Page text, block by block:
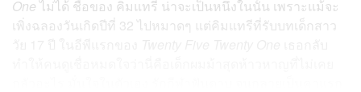
Oneไม่ได้ ชื่อของ คิมแทรี น่าจะเป็นหนึ่งในนั้น เพราะแม้จะ
เพิ่งฉลองวันเกิดปีที่ 32 ไปหมาดๆ แต่คิมแทรีที่รับบทเด็กสาว